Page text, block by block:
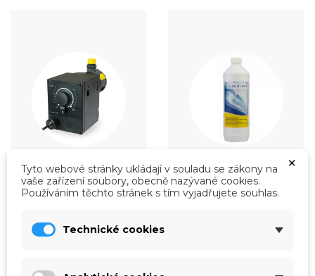
Úprava vody Údržba
×
Tyto webové stránky ukládají v souladu se zákony na
vaše zařízení soubory, obecně nazývané cookies.
Používáním těchto stránek s tím vyjadřujete souhlas.
Technické cookies